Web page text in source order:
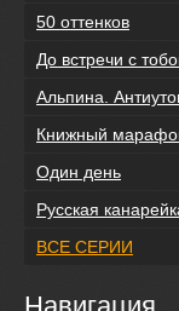
50 оттенков
До встречи с
Альпина.
Книжный
Один день
Русская
ВСЕ СЕРИИ